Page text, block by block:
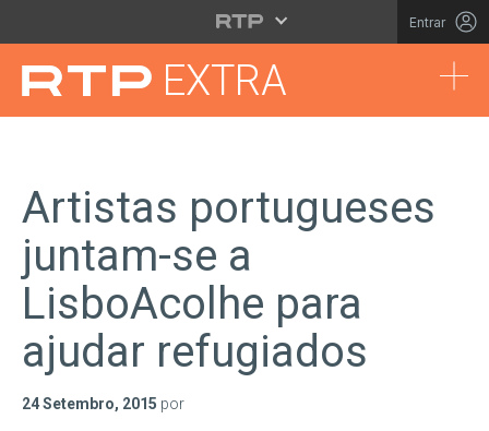
Saltar para o conteúdo principal
Entrar
EXTRA
Artistas portugueses
juntam-se a
LisboAcolhe para
ajudar refugiados
24 Setembro, 2015 por